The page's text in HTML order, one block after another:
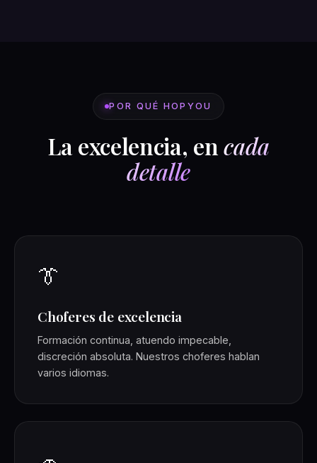
POR QUÉ HOPYOU
La excelencia, encada
detalle
👔
Choferes de excelencia
Formación continua, atuendo impecable,
discreción absoluta. Nuestros choferes hablan
varios idiomas.